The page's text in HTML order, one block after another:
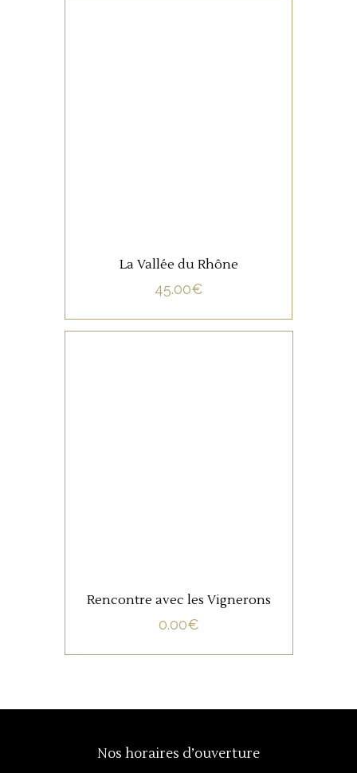
La Vallée du Rhône
45.00€
Rencontre avec les Vignerons
0.00€
Nos horaires d’ouverture